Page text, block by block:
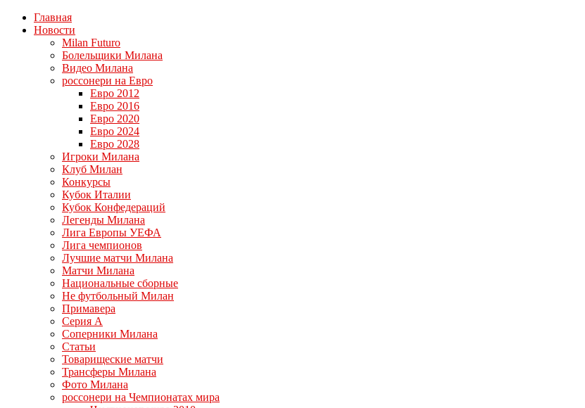
Главная
Новости
Milan Futuro
Болельщики Милана
Видео Милана
россонери на Евро
Евро 2012
Евро 2016
Евро 2020
Евро 2024
Евро 2028
Игроки Милана
Клуб Милан
Конкурсы
Кубок Италии
Кубок Конфедераций
Легенды Милана
Лига Европы УЕФА
Лига чемпионов
Лучшие матчи Милана
Матчи Милана
Национальные сборные
Не футбольный Милан
Примавера
Серия А
Соперники Милана
Статьи
Товарищеские матчи
Трансферы Милана
Фото Милана
россонери на Чемпионатах мира